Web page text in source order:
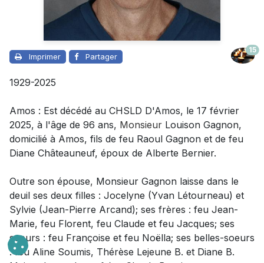
Imprimer Partager
15
1929-2025
Amos : Est décédé au CHSLD D'Amos, le 17 février
2025, à l'âge de 96 ans, Monsieur Louison Gagnon,
domicilié à Amos, fils de feu Raoul Gagnon et de feu
Diane Châteauneuf, époux de Alberte Bernier.
Outre son épouse, Monsieur Gagnon laisse dans le
deuil ses deux filles : Jocelyne (Yvan Létourneau) et
Sylvie (Jean-Pierre Arcand); ses frères : feu Jean-
Marie, feu Florent, feu Claude et feu Jacques; ses
soeurs : feu Françoise et feu Noëlla; ses belles-soeurs
: feu Aline Soumis, Thérèse Lejeune B. et Diane B.